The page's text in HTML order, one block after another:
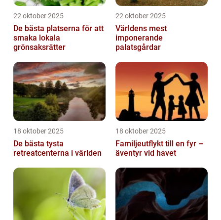
22 oktober 2025
De bästa platserna för att
smaka lokala
grönsaksrätter
22 oktober 2025
Världens mest
imponerande
palatsgårdar
18 oktober 2025
De bästa tysta
retreatcenterna i världen
18 oktober 2025
Familjeutflykt till en fyr –
äventyr vid havet